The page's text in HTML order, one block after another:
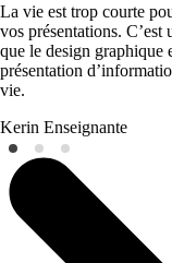
La vie est trop courte
vos présentations.
que le design graphique
présentation
vie.
Kerin Enseignante